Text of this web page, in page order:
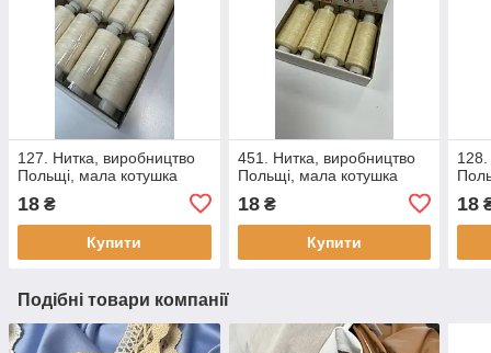
127. Нитка, виробництво
Польщі, мала котушка
18 ₴
Купити
451. Нитка, виробництво
Польщі, мала котушка
18₴
Купити
128.
18
Подібні товари компанії